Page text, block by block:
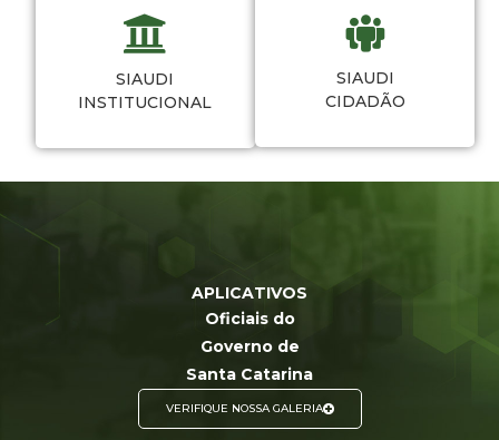
SIAUDI
INSTITUCIONAL
SIAUDI
CIDADÃO
APLICATIVOS
Oficiais do
Governo de
Santa Catarina
VERIFIQUE NOSSA GALERIA